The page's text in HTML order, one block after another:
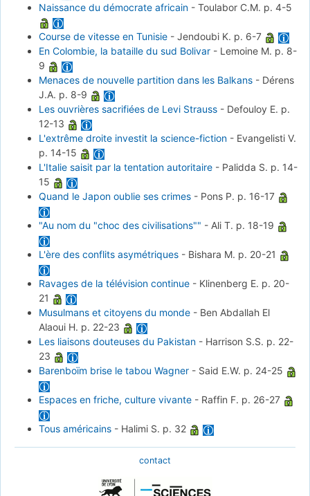
Naissance du démocrate africain - Toulabor C.M. p. 4-5
Course de vitesse en Tunisie - Jendoubi K. p. 6-7
En Colombie, la bataille du sud Bolivar - Lemoine M. p. 8-
9
Menaces de nouvelle partition dans les Balkans - Dérens
J.A. p. 8-9
Les ouvrières sacrifiées de Levi Strauss - Defouloy E. p.
12-13
L'extrême droite investit la science-fiction - Evangelisti V.
p. 14-15
L'Italie saisit par la tentation autoritaire - Palidda S. p. 14-
15
Quand le Japon oublie ses crimes - Pons P. p. 16-17
"Au nom du "choc des civilisations"" - Ali T. p. 18-19
L'ère des conflits asymétriques - Bishara M. p. 20-21
Ravages de la télévision continue - Klinenberg E. p. 20-
21
Musulmans et citoyens du monde - Ben Abdallah El
Alaoui H. p. 22-23
Les liaisons douteuses du Pakistan - Harrison S.S. p. 22-
23
Barenboïm brise le tabou Wagner - Said E.W. p. 24-25
Espaces en friche, culture vivante - Raffin F. p. 26-27
Tous américains - Halimi S. p. 32
contact